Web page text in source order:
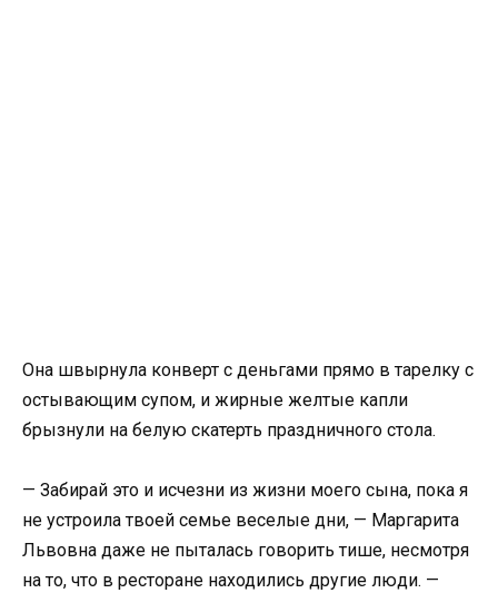
Она швырнула конверт с деньгами прямо в тарелку с
остывающим супом, и жирные желтые капли
брызнули на белую скатерть праздничного стола.
— Забирай это и исчезни из жизни моего сына, пока я
не устроила твоей семье веселые дни, — Маргарита
Львовна даже не пыталась говорить тише, несмотря
на то, что в ресторане находились другие люди. —